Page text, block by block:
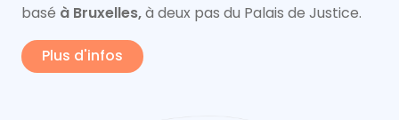
basé à Bruxelles,à deux pas du Palais de Justice.
Plus d'infos